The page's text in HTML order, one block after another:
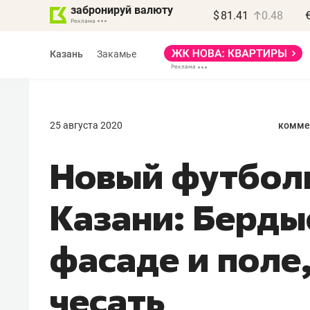
забронируй валюту $ 81.41 0.48
Казань Закамье
25 августа 2020
Новый
Казани:
фасаде и
чесать
Василь Мазитов
МАРТ
«Не зная местных
потерять минимум